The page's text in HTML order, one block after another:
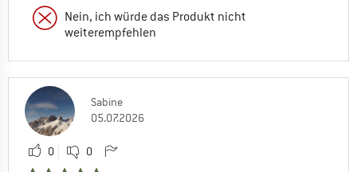
Nein, ich würde das Produkt nicht
weiterempfehlen
Sabine
05.07.2026
0 0